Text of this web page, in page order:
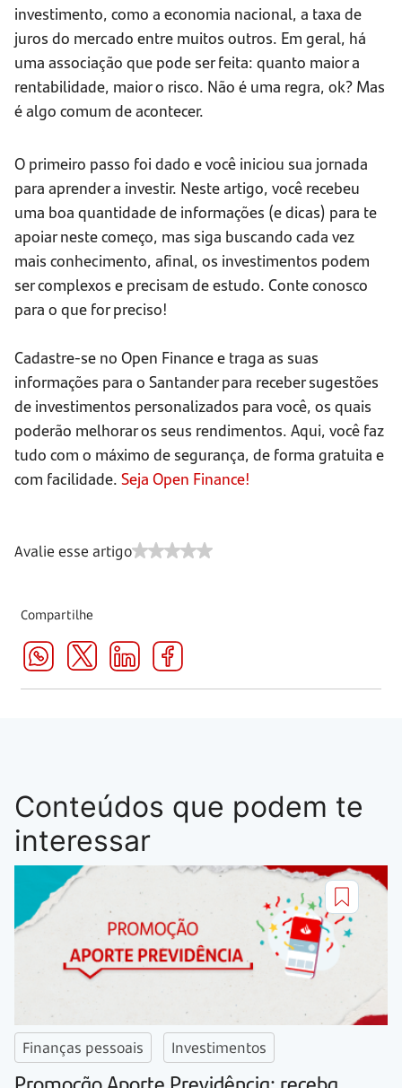
investimento, como a economia nacional, a taxa de
juros do mercado entre muitos outros. Em geral, há
uma associação que pode ser feita: quanto maior a
rentabilidade, maior o risco. Não é uma regra, ok? Mas
é algo comum de acontecer.
O primeiro passo foi dado e você iniciou sua jornada
para aprender a investir. Neste artigo, você recebeu
uma boa quantidade de informações (e dicas) para te
apoiar neste começo, mas siga buscando cada vez
mais conhecimento, afinal, os investimentos podem
ser complexos e precisam de estudo. Conte conosco
para o que for preciso!
Cadastre-se no Open Finance e traga as suas
informações para o Santander para receber sugestões
de investimentos personalizados para você, os quais
poderão melhorar os seus rendimentos. Aqui, você faz
tudo com o máximo de segurança, de forma gratuita e
com facilidade. Seja Open Finance!
Avalie esse artigo
Compartilhe
Conteúdos que podem te
interessar
Finanças pessoais Investimentos